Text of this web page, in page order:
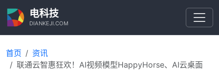
电科技
DIANKEJI.COM
首页
资讯
联通云智惠狂欢！AI视频模型HappyHorse、AI云桌面